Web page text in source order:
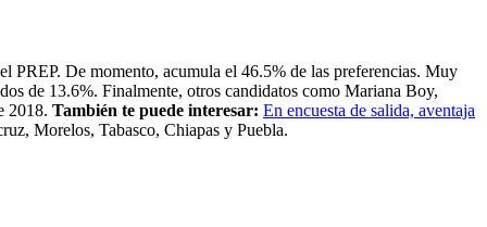
PREP. De momento, acumula el 46.5% de las preferencias. Muy
de 13.6%. Finalmente, otros candidatos como Mariana Boy,
2018. También te puede interesar: En encuesta de salida, aventaja
Morelos, Tabasco, Chiapas y Puebla.